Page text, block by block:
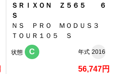
ＳＲＩＸＯＮ Ｚ５６５ ６
Ｓ
ＮＳ ＰＲＯ ＭＯＤＵＳ３
ＴＯＵＲ１０５ Ｓ
状態 C 年式 2016
56,747円